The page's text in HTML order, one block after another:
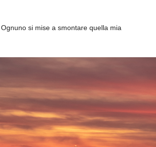
si mise a smontare quella mia